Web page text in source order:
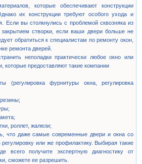
которые обеспечивают конструкции
их конструкции требуют особого ухода и
Если вы столкнулись с проблемой сквозняка из
створки, если ваши двери больше не
обратиться к специалистам по ремонту окон,
ремонта дверей.
неполадки практически любое окно или
которые предоставляют такие компании
(регулировка фурнитуры окна, регулировка
роллет, жалюзи;
что даже самые современные двери и окна со
или же профилактику. Выбирая такие
всего получите экспертную диагностику от
сможете ее разрешить.